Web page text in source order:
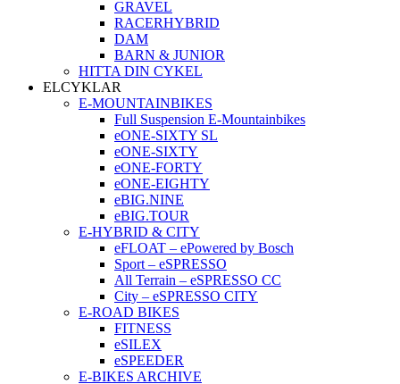
GRAVEL
RACERHYBRID
DAM
BARN & JUNIOR
HITTA DIN CYKEL
ELCYKLAR
E-MOUNTAINBIKES
Full Suspension E-Mountainbikes
eONE-SIXTY SL
eONE-SIXTY
eONE-FORTY
eONE-EIGHTY
eBIG.NINE
eBIG.TOUR
E-HYBRID & CITY
eFLOAT – ePowered by Bosch
Sport – eSPRESSO
All Terrain – eSPRESSO CC
City – eSPRESSO CITY
E-ROAD BIKES
FITNESS
eSILEX
eSPEEDER
E-BIKES ARCHIVE